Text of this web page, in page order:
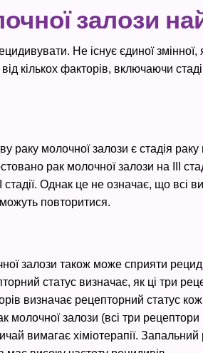
залози
Не існує єдиної
кількох факторів, включаючи
раку молочної залози є стадія
рак молочної залози на III
Однак це не означає, що всі
повторитися.
залози також може сприяти
статус визначає, як ці три
визначає рецепторний статус
залози (всі три
вимагає хіміотерапії.